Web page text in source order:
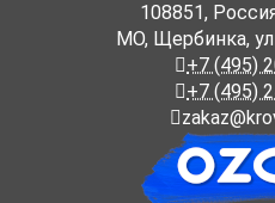
108851,
МО, Щербинка,
+7 (495)
+7 (495)